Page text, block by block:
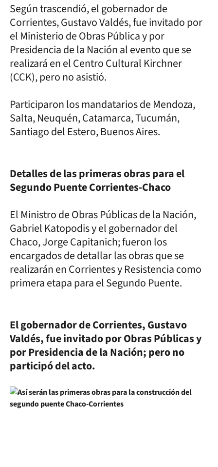
Según trascendió, el gobernador de
Corrientes, Gustavo Valdés, fue invitado por
el Ministerio de Obras Pública y por
Presidencia de la Nación al evento que se
realizará en el Centro Cultural Kirchner
(CCK), pero no asistió.
Participaron los mandatarios de Mendoza,
Salta, Neuquén, Catamarca, Tucumán,
Santiago del Estero, Buenos Aires.
Detalles de las primeras obras para el
Segundo Puente Corrientes-Chaco
El Ministro de Obras Públicas de la Nación,
Gabriel Katopodis y el gobernador del
Chaco, Jorge Capitanich; fueron los
encargados de detallar las obras que se
realizarán en Corrientes y Resistencia como
primera etapa para el Segundo Puente.
El gobernador de Corrientes, Gustavo
Valdés, fue invitado por Obras Públicas y
por Presidencia de la Nación; pero no
participó del acto.